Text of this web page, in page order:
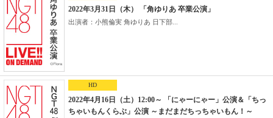
2022年3月31日（木） 「角ゆりあ 卒業公演」
出演者：小熊倫実 角ゆりあ 日下部...
HD
2022年4月16日（土）12:00～ 「にゃーにゃー」公演＆「ちっ
ちゃいもんくらぶ」公演 ～まだまだちっちゃいもん！～